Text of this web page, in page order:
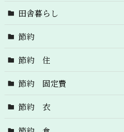
田舎暮らし
節約
節約 住
節約 固定費
節約 衣